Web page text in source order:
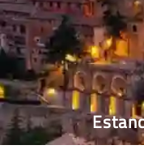
CONTACTO